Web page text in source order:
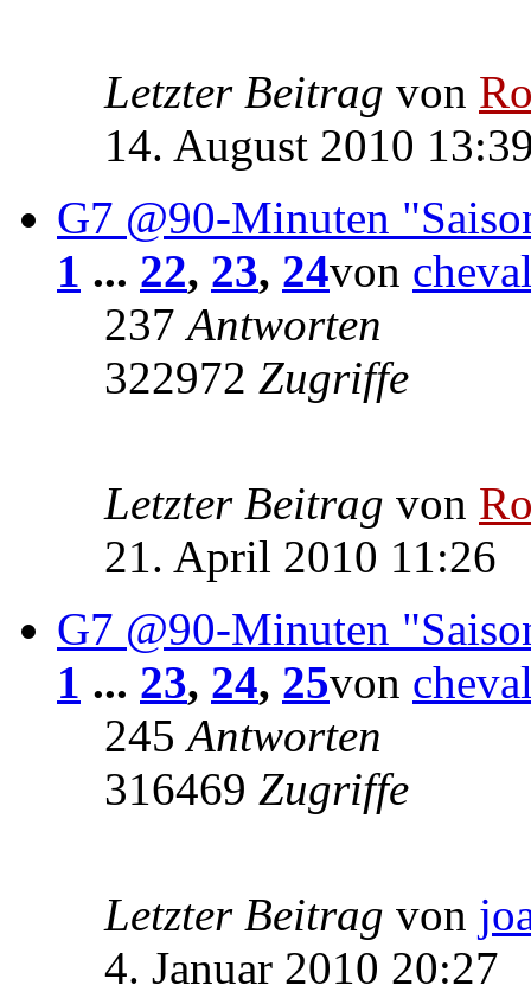
Letzter Beitrag von
14. August 2010
G7 @90-Minuten
1 ... 22, 23, 24von
237Antworten
322972 Zugriffe
Letzter Beitrag von
21. April 2010 11:26
G7 @90-Minuten
1 ... 23, 24, 25von
245Antworten
316469 Zugriffe
Letzter Beitrag von
4. Januar 2010 20:27